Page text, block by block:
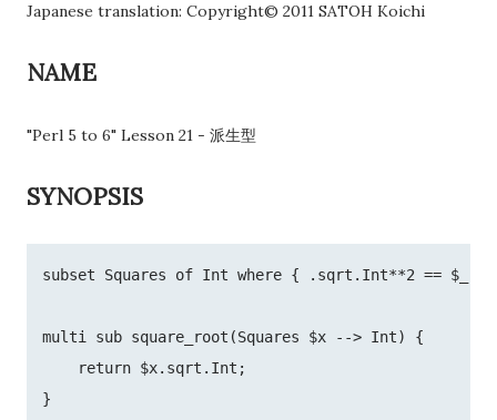
Japanese translation: Copyright© 2011 SATOH Koichi
NAME
"Perl 5 to 6" Lesson 21 - 派生型
SYNOPSIS
subset Squares of Int where { .sqrt.Int**2 == $_ };
multi sub square_root(Squares $x --> Int) {
    return $x.sqrt.Int;
}